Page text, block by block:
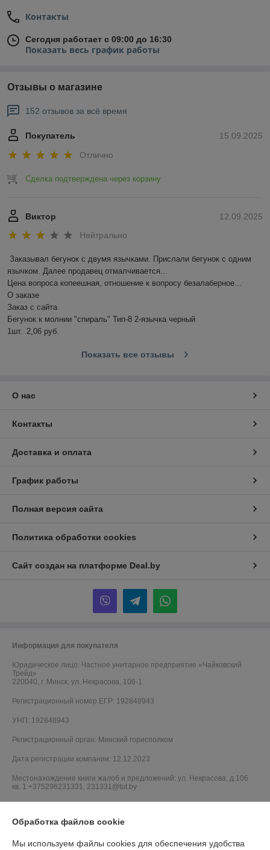
Контакты
Сегодня работает с 09:00 до 16:30
Показать весь график работы
Отзывы о магазине
152 отзывов за всё время
15.09.2025
Покупатель
Отлично
Сделка подтверждена через корзину
12.09.2025
Виктор
Нейтрально
Заказывал бегунок с двумя язычками. Прислали бегунок с одним
язычком. Далее продавец отмалчивается...
Цена вопроса копеешная, отношение к вопросу безалаберное...
О заказе
Заказ с сайта
Бегунок к молнии "спираль" Тип-8 2-язычка черный
1шт.	2,06 руб.
Показать все отзывы
О нас
Контакты
Доставка и оплата
График работы
Полная версия сайта
Политика обработки cookies
Сайт создан на платформе Deal.by
Информация для покупателя
Юридическое лицо: Частное унитарное предприятие «Чайковский
Трейд»
220040, г. Минск, ул. Некрасова, 106-1
Регистрационный номер ЕГР: 192848943
УНП: 192848943
Регистрационный орган: Минский горисполком
Дата регистрации компании: 12.12.2023
Местонахождение книги жалоб и предложений: ул. Некрасова, д.106
кв. 1 +375296231331, 231331@tut.by
Обработка файлов cookie
Мы используем файлы cookies для обеспечения удобства